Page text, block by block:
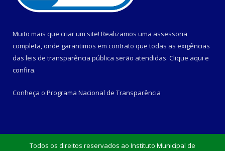
Muito mais que criar um site! Realizamos uma assessoria
completa, onde garantimos em contrato que todas as exigências
das leis de transparência pública serão atendidas. Clique aqui e
confira.
Conheça o Programa Nacional de Transparência
Todos os direitos reservados ao Instituto Municipal de